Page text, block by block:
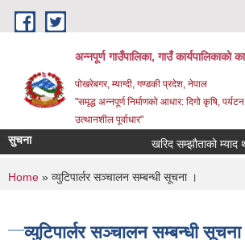
Skip to main content
अन्‍नपूर्ण गाउँपालिका, गाउँ कार्यपालिकाको
पोखरेबगर, म्याग्दी, गण्डकी प्रदेश, नेपाल
"समृद्ध अन्‍नपूर्ण निर्माणको आधार: दिगो कृषि,
उत्थानशील पूर्वाधार"
सुचना खरिद सम्झौताको म्याद थप
You are here
Home » व्युटिपार्लर सञ्चालन सम्बन्धी सूचना ।
व्युटिपार्लर सञ्चालन सम्बन्धी